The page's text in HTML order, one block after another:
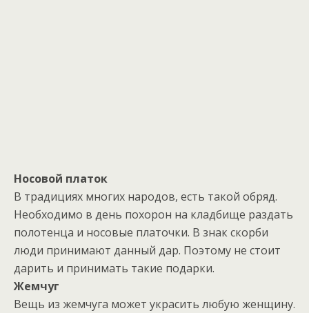
Носовой платок
В традициях многих народов, есть такой обряд.
Необходимо в день похорон на кладбище раздать
полотенца и носовые платочки. В знак скорби
люди принимают данный дар. Поэтому не стоит
дарить и принимать такие подарки.
Жемчуг
Вещь из жемчуга может украсить любую женщину.